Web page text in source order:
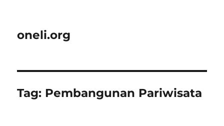
oneli.org
Tag: Pembangunan Pariwisata